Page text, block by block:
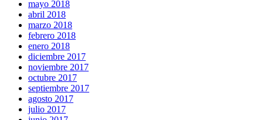
mayo 2018
abril 2018
marzo 2018
febrero 2018
enero 2018
diciembre 2017
noviembre 2017
octubre 2017
septiembre 2017
agosto 2017
julio 2017